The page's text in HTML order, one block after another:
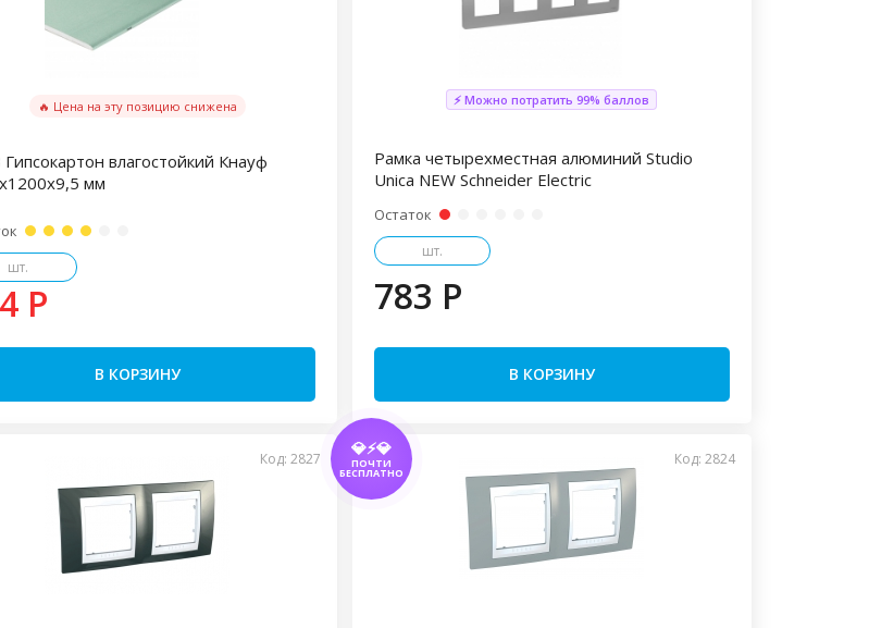
🔥 Цена на эту позицию снижена
влагостойкий Кнауф
мм
шт.
P
В КОРЗИНУ
⚡ Можно потратить 99% баллов
Рамка четырехместная алюминий Studio
Unica NEW Schneider Electric
Остаток
шт.
783 P
В КОРЗИНУ
Код: 2827
💎⚡💎
ПОЧТИ
БЕСПЛАТНО
Код: 2824